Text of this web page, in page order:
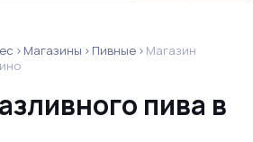
Магазины Пивные
Магазин
пива в